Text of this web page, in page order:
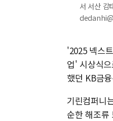
서 서산 감
'2025 넥스
업' 시상식
했던 KB금
기린컴퍼니
순한 해조류